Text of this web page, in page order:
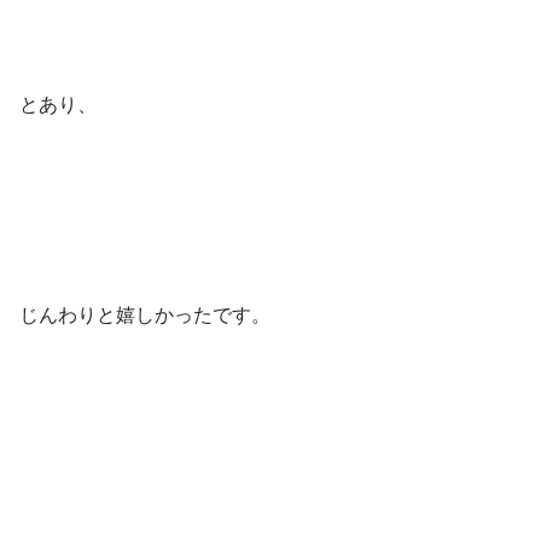
とあり、
じんわりと嬉しかったです。